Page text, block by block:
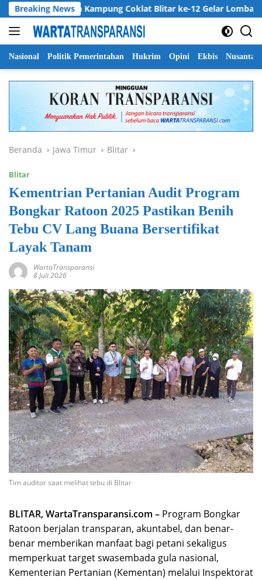
Langsung
ke
konten
Breaking News
Harlah Kampung Coklat Blitar ke-12 Gelar Lomba Mewarnai
Nasional Politik Pemerintahan Hukrim Opini Ekbis Nusantara
Beranda Jawa Timur Blitar
Blitar
Kementrian Pertanian Audit Program
Bongkar Ratoon 2025 Pastikan Benih
Tebu CV Lang Buana Bersertifikat
Layak Tanam
WartaTransparansi
8 Juli 2026
Tim auditor saat melihat tebu di Blitar
BLITAR, WartaTransparansi.com – Program Bongkar
Ratoon berjalan transparan, akuntabel, dan benar-
benar memberikan manfaat bagi petani sekaligus
memperkuat target swasembada gula nasional,
Kementerian Pertanian (Kementan) melalui Inspektorat